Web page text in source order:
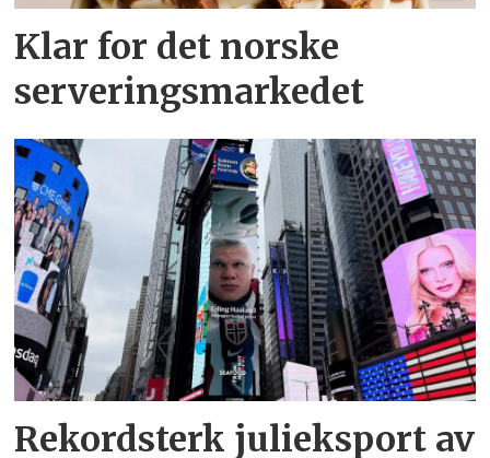
Klar for det norske
serveringsmarkedet
Rekordsterk julieksport av